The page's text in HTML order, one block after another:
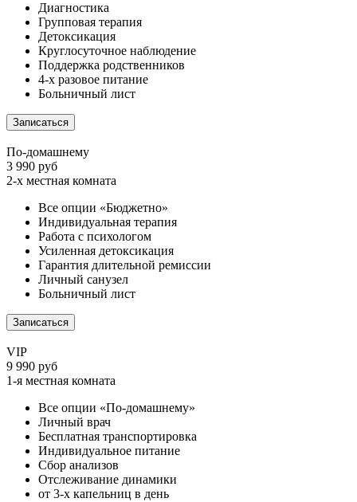
Диагностика
Групповая терапия
Детоксикация
Круглосуточное наблюдение
Поддержка родственников
4-х разовое питание
Больничный лист
Записаться
По-домашнему
3 990 руб
2-х местная комната
Все опции «Бюджетно»
Индивидуальная терапия
Работа с психологом
Усиленная детоксикация
Гарантия длительной ремиссии
Личный санузел
Больничный лист
Записаться
VIP
9 990 руб
1-я местная комната
Все опции «По-домашнему»
Личный врач
Бесплатная транспортировка
Индивидуальное питание
Сбор анализов
Отслеживание динамики
от 3-х капельниц в день